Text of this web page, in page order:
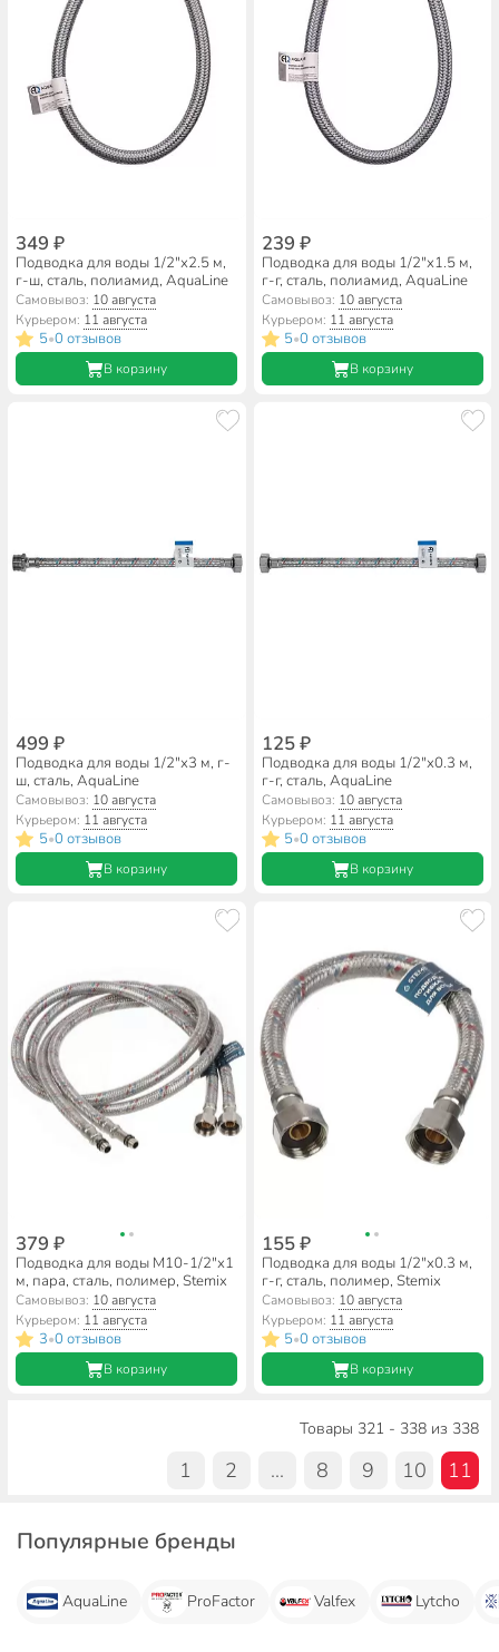
349 ₽
Подводка для воды 1/2"х2.5 м,
г-ш, сталь, полиамид, AquaLine
Самовывоз: 10 августа
Курьером: 11 августа
5•0 отзывов
В корзину
239 ₽
Подводка для воды 1/2"х1.5 м,
г-г, сталь, полиамид, AquaLine
Самовывоз: 10 августа
Курьером: 11 августа
5•0 отзывов
В корзину
499 ₽
Подводка для воды 1/2"х3 м, г-
ш, сталь, AquaLine
Самовывоз: 10 августа
Курьером: 11 августа
5•0 отзывов
В корзину
125 ₽
Подводка для воды 1/2"х0.3 м,
г-г, сталь, AquaLine
Самовывоз: 10 августа
Курьером: 11 августа
5•0 отзывов
В корзину
379 ₽
Подводка для воды М10-1/2"х1
м, пара, сталь, полимер, Stemix
Самовывоз: 10 августа
Курьером: 11 августа
3•0 отзывов
В корзину
155 ₽
Подводка для воды 1/2"х0.3 м,
г-г, сталь, полимер, Stemix
Самовывоз: 10 августа
Курьером: 11 августа
5•0 отзывов
В корзину
Товары 321 - 338 из 338
1 2 ... 8 9 10 11
Популярные бренды
AquaLine ProFactor Valfex Lytcho